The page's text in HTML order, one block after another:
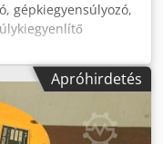
gépkiegyensúlyozó,
9190-es típusú
- Kötél hossza: 1600
-Méret:
Apróhirdetés